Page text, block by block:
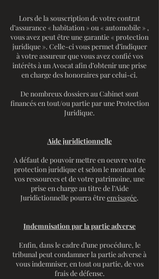
Lors de la souscription de votre contrat
d’assurance « habitation » ou « automobile » ,
vous avez peut être une garantie « protection
juridique ». Celle-ci vous permet d’indiquer
à votre assureur que vous avez confié vos
intérêts à un Avocat afin d’obtenir une prise
en charge des honoraires par celui-ci.
De nombreux dossiers au Cabinet sont
financés en tout/ou partie par une Protection
Juridique.
Aide juridictionnelle
A défaut de pouvoir mettre en oeuvre votre
protection juridique et ​selon le montant de
vos ressources et de votre patrimoine, une
prise en charge au titre de l’Aide
Juridictionnelle pourra êtreenvisagée.
Indemnisation par la partie adverse
Enfin, dans le cadre d’une procédure, le
tribunal peut condamner la partie adverse à
vous indemniser, en tout ou partie, de vos
frais de défense.